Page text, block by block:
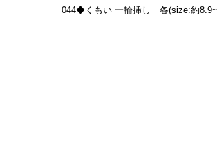
044◆くもい 一輪挿し　各(size:約